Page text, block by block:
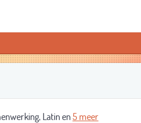
Latin en5 meer